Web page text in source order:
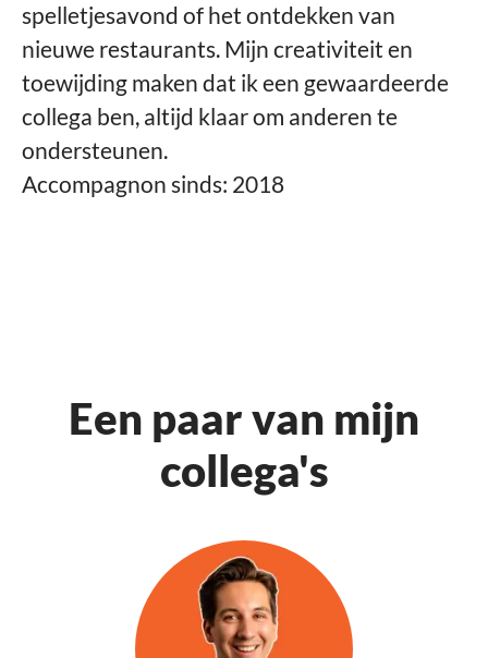
spelletjesavond of het ontdekken van
nieuwe restaurants. Mijn creativiteit en
toewijding maken dat ik een gewaardeerde
collega ben, altijd klaar om anderen te
ondersteunen.
Accompagnon sinds: 2018
Een paar van mijn
collega's